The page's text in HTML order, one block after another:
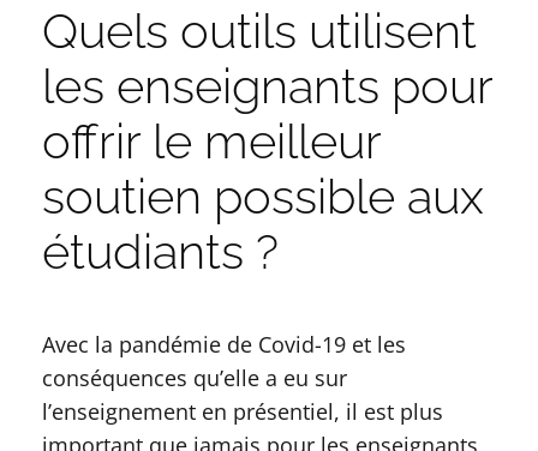
Quels outils utilisent
les enseignants pour
offrir le meilleur
soutien possible aux
étudiants ?
Avec la pandémie de Covid-19 et les
conséquences qu’elle a eu sur
l’enseignement en présentiel, il est plus
important que jamais pour les enseignants